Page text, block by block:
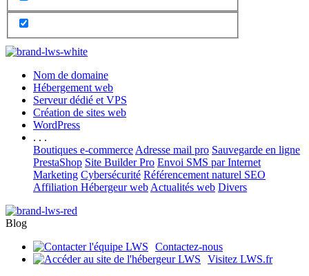
Nom de domaine
Hébergement web
Serveur dédié et VPS
Création de sites web
WordPress
. . .
Boutiques e-commerce Adresse mail pro Sauvegarde en ligne
PrestaShop Site Builder Pro Envoi SMS par Internet
Marketing Cybersécurité Référencement naturel SEO
Affiliation Hébergeur web Actualités web Divers
Blog
Contactez-nous
Visitez LWS.fr